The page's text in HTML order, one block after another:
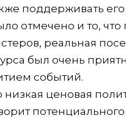
поддерживать
отмечено и то,
реальная
был очень
событий.
ценовая